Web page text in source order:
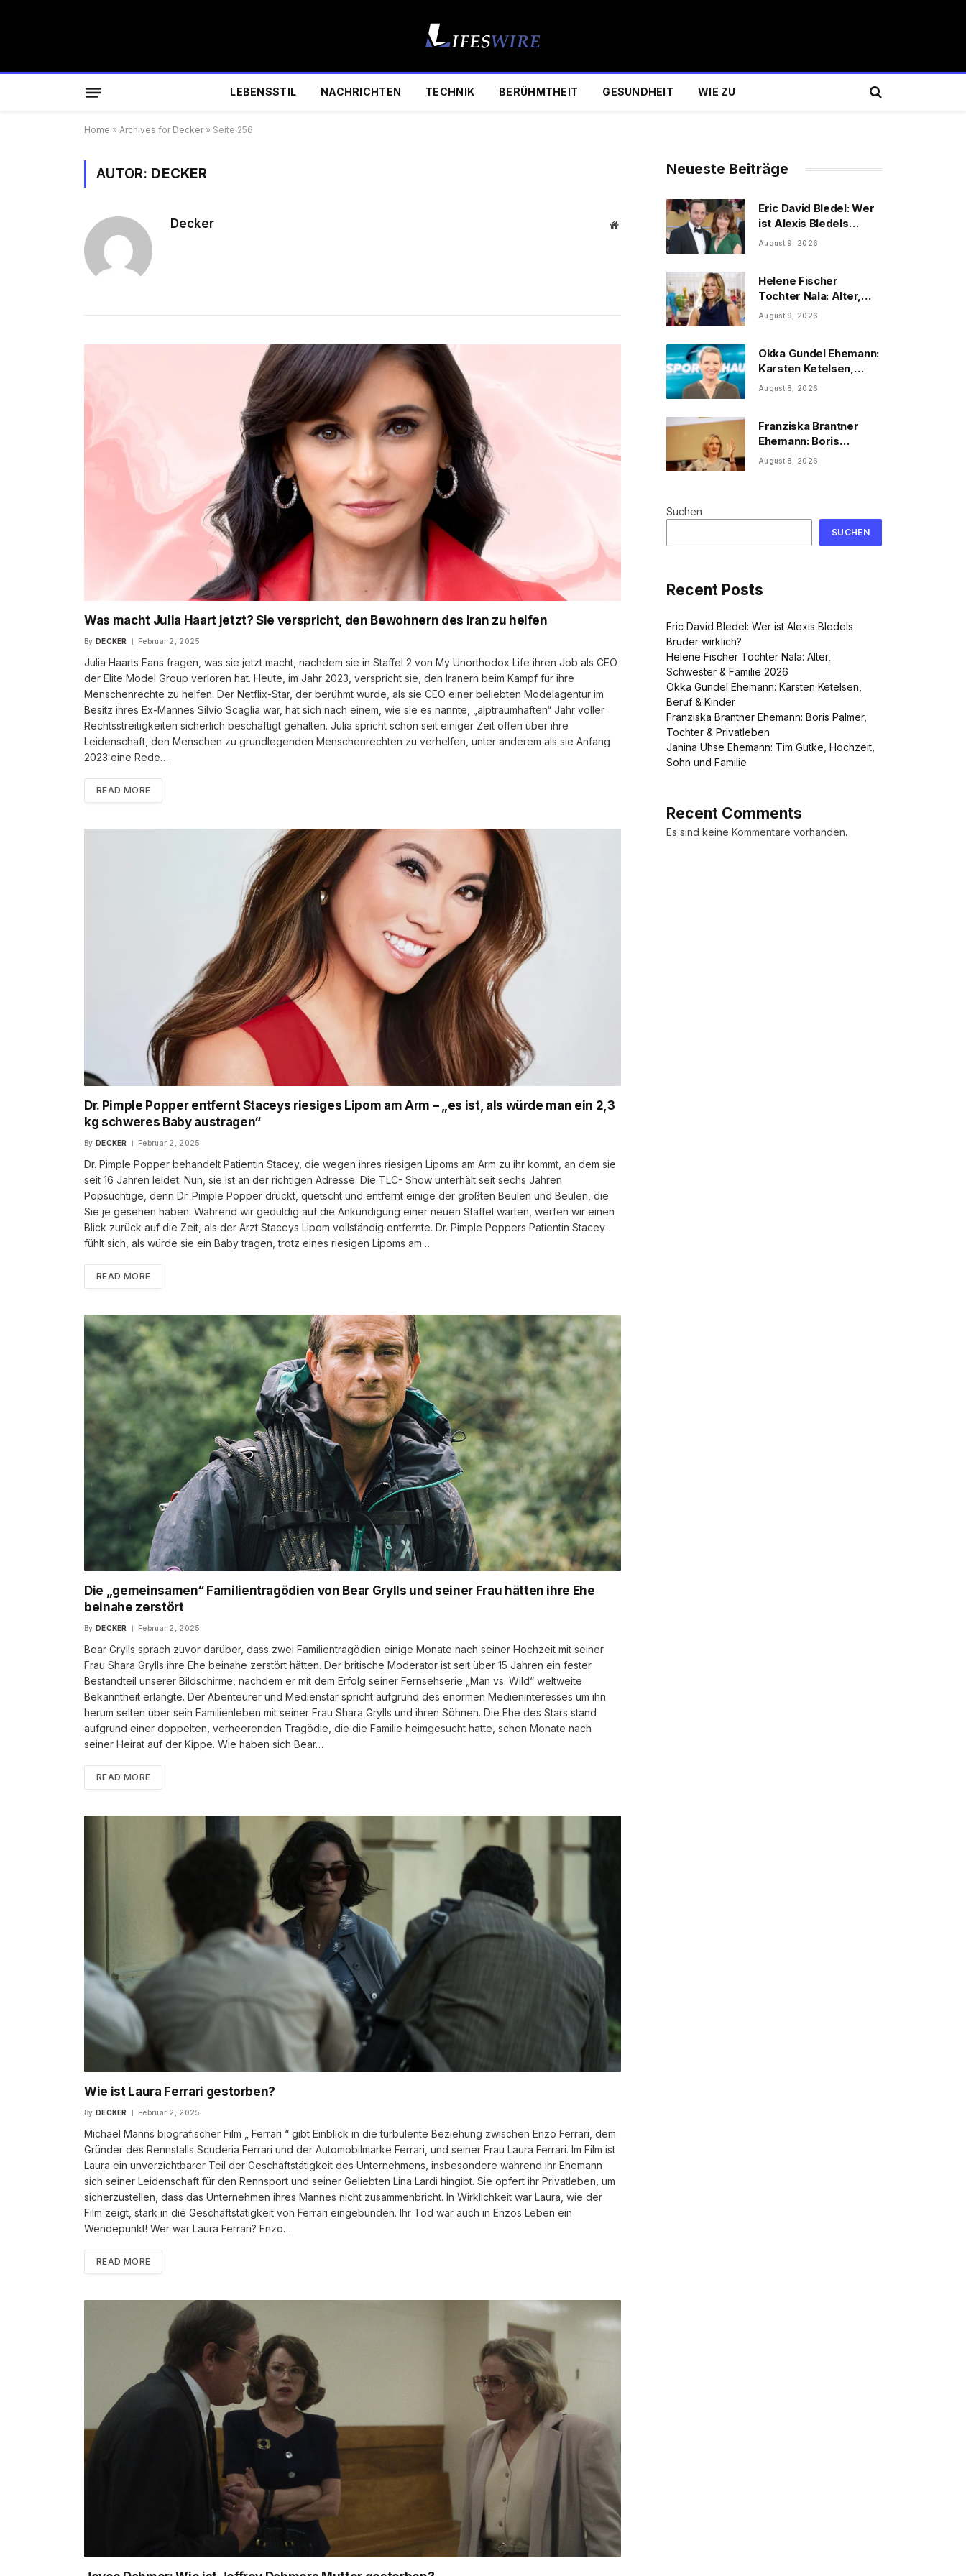
LEBENSSTIL NACHRICHTEN TECHNIK BERÜHMTHEIT GESUNDHEIT WIE ZU
Home » Archives for Decker» Seite 256
AUTOR: DECKER
Decker Website
Was macht Julia Haart jetzt? Sie verspricht, den Bewohnern des Iran zu helfen
By DECKER Februar 2, 2025
Julia Haarts Fans fragen, was sie jetzt macht, nachdem sie in Staffel 2 von My Unorthodox Life ihren Job als CEO
der Elite Model Group verloren hat. Heute, im Jahr 2023, verspricht sie, den Iranern beim Kampf für ihre
Menschenrechte zu helfen. Der Netflix-Star, der berühmt wurde, als sie CEO einer beliebten Modelagentur im
Besitz ihres Ex-Mannes Silvio Scaglia war, hat sich nach einem, wie sie es nannte, „alptraumhaften“ Jahr voller
Rechtsstreitigkeiten sicherlich beschäftigt gehalten. Julia spricht schon seit einiger Zeit offen über ihre
Leidenschaft, den Menschen zu grundlegenden Menschenrechten zu verhelfen, unter anderem als sie Anfang
2023 eine Rede…
READ MORE
Dr. Pimple Popper entfernt Staceys riesiges Lipom am Arm – „es ist, als würde man ein 2,3
kg schweres Baby austragen“
By DECKER Februar 2, 2025
Dr. Pimple Popper behandelt Patientin Stacey, die wegen ihres riesigen Lipoms am Arm zu ihr kommt, an dem sie
seit 16 Jahren leidet. Nun, sie ist an der richtigen Adresse. Die TLC- Show unterhält seit sechs Jahren
Popsüchtige, denn Dr. Pimple Popper drückt, quetscht und entfernt einige der größten Beulen und Beulen, die
Sie je gesehen haben. Während wir geduldig auf die Ankündigung einer neuen Staffel warten, werfen wir einen
Blick zurück auf die Zeit, als der Arzt Staceys Lipom vollständig entfernte. Dr. Pimple Poppers Patientin Stacey
fühlt sich, als würde sie ein Baby tragen, trotz eines riesigen Lipoms am…
READ MORE
Die „gemeinsamen“ Familientragödien von Bear Grylls und seiner Frau hätten ihre Ehe
beinahe zerstört
By DECKER Februar 2, 2025
Bear Grylls sprach zuvor darüber, dass zwei Familientragödien einige Monate nach seiner Hochzeit mit seiner
Frau Shara Grylls ihre Ehe beinahe zerstört hätten. Der britische Moderator ist seit über 15 Jahren ein fester
Bestandteil unserer Bildschirme, nachdem er mit dem Erfolg seiner Fernsehserie „Man vs. Wild“ weltweite
Bekanntheit erlangte. Der Abenteurer und Medienstar spricht aufgrund des enormen Medieninteresses um ihn
herum selten über sein Familienleben mit seiner Frau Shara Grylls und ihren Söhnen. Die Ehe des Stars stand
aufgrund einer doppelten, verheerenden Tragödie, die die Familie heimgesucht hatte, schon Monate nach
seiner Heirat auf der Kippe. Wie haben sich Bear…
READ MORE
Wie ist Laura Ferrari gestorben?
By DECKER Februar 2, 2025
Michael Manns biografischer Film „ Ferrari “ gibt Einblick in die turbulente Beziehung zwischen Enzo Ferrari, dem
Gründer des Rennstalls Scuderia Ferrari und der Automobilmarke Ferrari, und seiner Frau Laura Ferrari. Im Film ist
Laura ein unverzichtbarer Teil der Geschäftstätigkeit des Unternehmens, insbesondere während ihr Ehemann
sich seiner Leidenschaft für den Rennsport und seiner Geliebten Lina Lardi hingibt. Sie opfert ihr Privatleben, um
sicherzustellen, dass das Unternehmen ihres Mannes nicht zusammenbricht. In Wirklichkeit war Laura, wie der
Film zeigt, stark in die Geschäftstätigkeit von Ferrari eingebunden. Ihr Tod war auch in Enzos Leben ein
Wendepunkt! Wer war Laura Ferrari? Enzo…
READ MORE
Neueste Beiträge
Eric David Bledel: Wer
ist Alexis Bledels
Bruder wirklich?
August 9, 2026
Helene Fischer
Tochter Nala: Alter,
Schwester & Familie
August 9, 2026
Okka Gundel Ehemann:
Karsten Ketelsen,
Beruf & Kinder
August 8, 2026
Franziska Brantner
Ehemann: Boris
Palmer, Tochter &
August 8, 2026
Suchen
SUCHEN
Recent Posts
Eric David Bledel: Wer ist Alexis Bledels
Bruder wirklich?
Helene Fischer Tochter Nala: Alter,
Schwester & Familie 2026
Okka Gundel Ehemann: Karsten Ketelsen,
Beruf & Kinder
Franziska Brantner Ehemann: Boris Palmer,
Tochter & Privatleben
Janina Uhse Ehemann: Tim Gutke, Hochzeit,
Sohn und Familie
Recent Comments
Es sind keine Kommentare vorhanden.